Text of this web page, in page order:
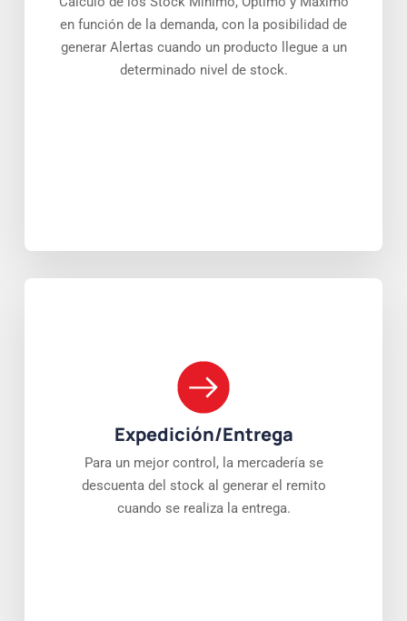
en función de la demanda, con la posibilidad de
generar Alertas cuando un producto llegue a un
determinado nivel de stock.
Expedición/Entrega
Para un mejor control, la mercadería se
descuenta del stock al generar el remito
cuando se realiza la entrega.